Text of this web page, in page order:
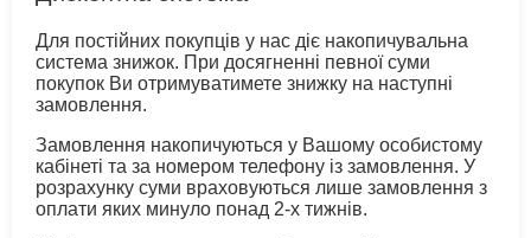
Для постійних покупців у нас діє накопичувальна
система знижок. При досягненні певної суми
покупок Ви отримуватимете знижку на наступні
замовлення.
Замовлення накопичуються у Вашому особистому
кабінеті та за номером телефону із замовлення. У
розрахунку суми враховуються лише замовлення з
оплати яких минуло понад 2-х тижнів.